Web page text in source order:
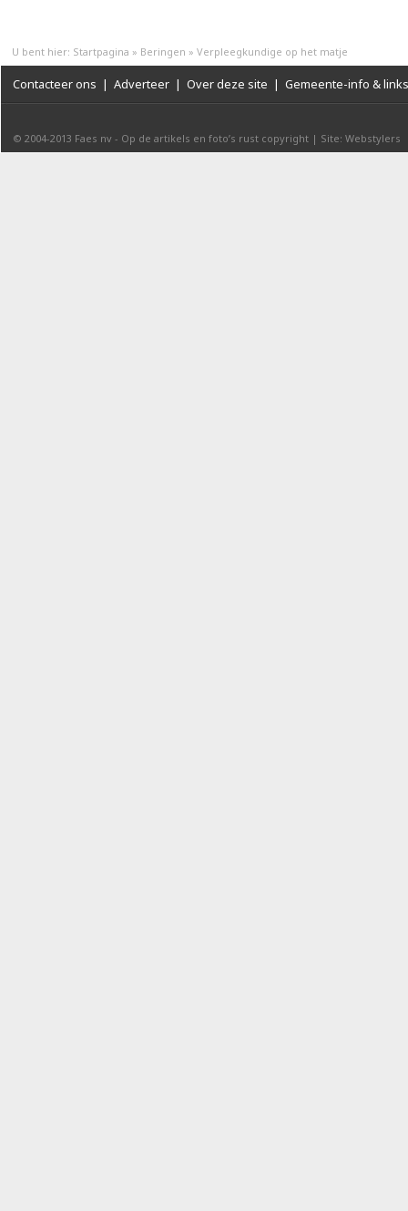
U bent hier: Startpagina » Beringen » Verpleegkundige op het matje
Contacteer ons | Adverteer | Over deze site | Gemeente-info & links
© 2004-2013 Faes nv - Op de artikels en foto’s rust copyright | Site: Webstylers